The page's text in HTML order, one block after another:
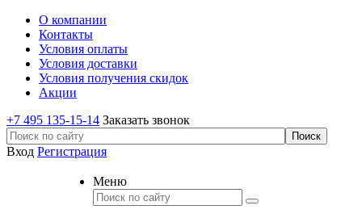
О компании
Контакты
Условия оплаты
Условия доставки
Условия получения скидок
Акции
+7 495 135-15-14 Заказать звонок
Вход Регистрация
Меню